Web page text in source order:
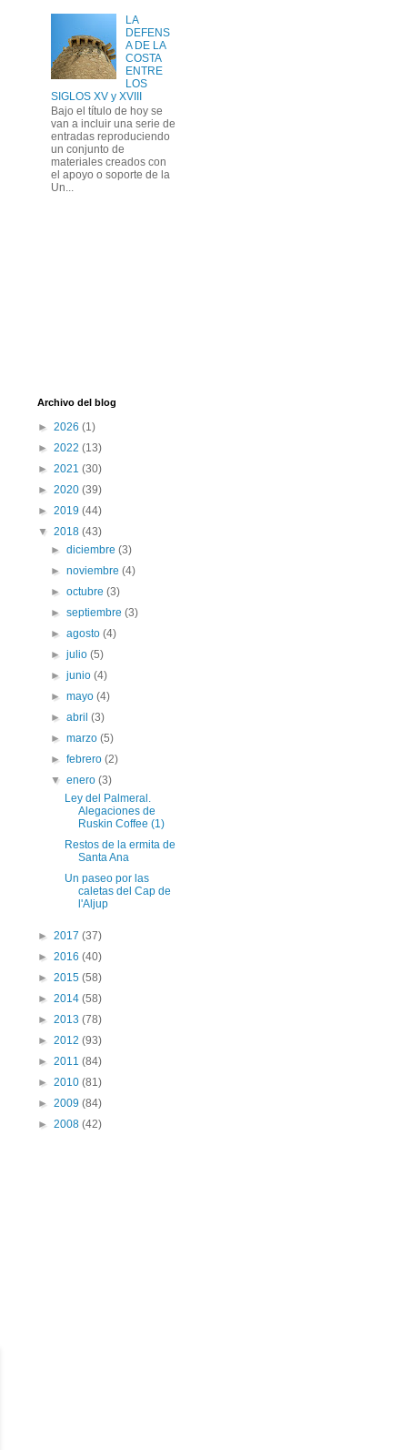
LA
DEFENS
A DE LA
COSTA
ENTRE
LOS
SIGLOS XV y XVIII
Bajo el título de hoy se
van a incluir una serie de
entradas reproduciendo
un conjunto de
materiales creados con
el apoyo o soporte de la
Un...
Archivo del blog
► 2026 (1)
► 2022 (13)
► 2021 (30)
► 2020 (39)
► 2019 (44)
▼ 2018 (43)
►diciembre(3)
►noviembre(4)
►octubre(3)
►septiembre(3)
►agosto(4)
►julio(5)
►junio(4)
►mayo(4)
►abril(3)
►marzo(5)
►febrero(2)
▼enero(3)
Ley del Palmeral.
Alegaciones de
Ruskin Coffee (1)
Restos de la ermita de
Santa Ana
Un paseo por las
caletas del Cap de
l'Aljup
► 2017 (37)
► 2016 (40)
► 2015 (58)
► 2014 (58)
► 2013 (78)
► 2012 (93)
► 2011 (84)
► 2010 (81)
► 2009 (84)
► 2008 (42)